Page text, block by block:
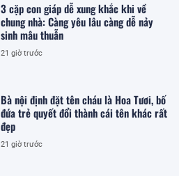
3 cặp con giáp dễ xung khắc khi về
chung nhà: Càng yêu lâu càng dễ nảy
sinh mâu thuẫn
21 giờ trước
Bà nội định đặt tên cháu là Hoa Tươi, bố
đứa trẻ quyết đổi thành cái tên khác rất
đẹp
21 giờ trước